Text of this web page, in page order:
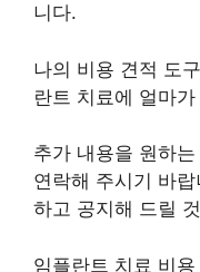
니다.
나의 비용 견적 도
란트 치료에 얼마
추가 내용을 원하
연락해 주시기 바
하고 공지해 드릴
임플란트 치료 비